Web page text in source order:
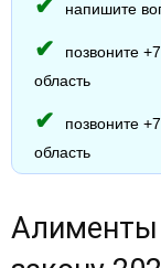
напишите
позвоните
область
позвоните
область
Алименты